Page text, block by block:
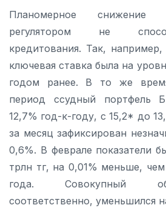
Планомерное снижение
регулятором не
кредитования. Так,
ключевая ставка была на
годом ранее. В то же
период ссудный портфель
12,7% год-к-году, с 15,2* до
за месяц зафиксирован
0,6%. В феврале показатели
трлн тг, на 0,01% меньше,
года. Совокупный
соответственно, уменьшился